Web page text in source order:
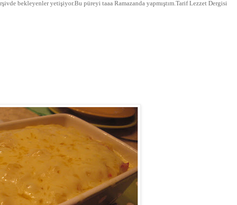
bekleyenler yetişiyor.Bu püreyi taaa Ramazanda yapmıştım.Tarif Lezzet Dergisi